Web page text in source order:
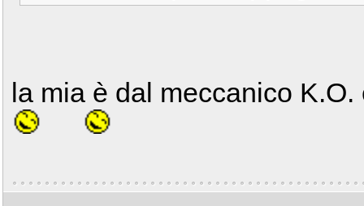
la mia è dal meccanico